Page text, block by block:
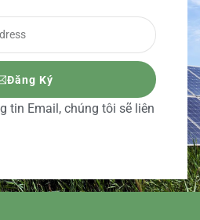
Đăng Ký
tin Email, chúng tôi sẽ liên